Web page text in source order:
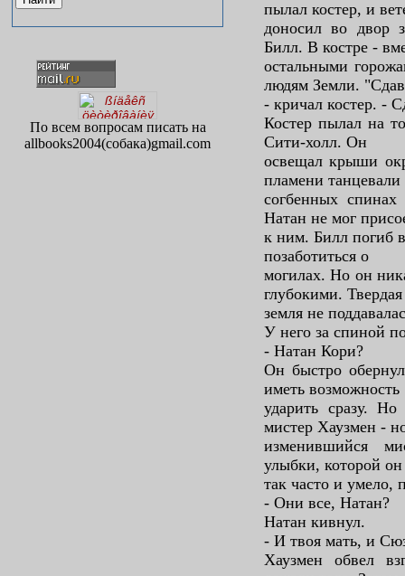
По всем вопросам писать на
allbooks2004(собака)gmail.com
пылал костер, и
доносил во двор
Билл. В костре -
остальными
людям Земли.
- кричал костер. -
Костер пылал на
Сити-холл. Он
освещал крыши
пламени танцевали
согбенных
Натан не мог
к ним. Билл погиб
позаботиться о
могилах. Но он
глубокими. Твердая
земля не
У него за спиной
- Натан Кори?
Он быстро
иметь возможность
ударить сразу.
мистер Хаузмен -
изменившийся
улыбки, которой он
так часто и умело,
- Они все, Натан?
Натан кивнул.
- И твоя мать, и
Хаузмен обвел